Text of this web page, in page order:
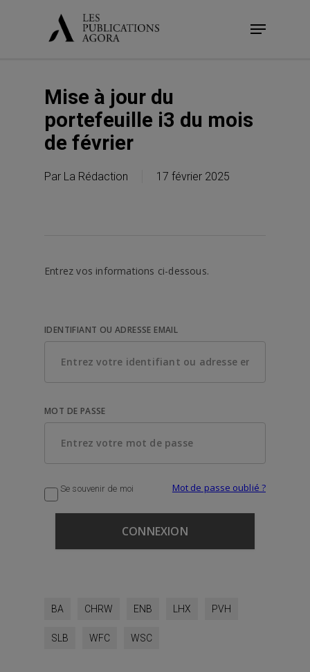
Menu
Mise à jour du
portefeuille i3 du mois
de février
Par La Rédaction 17 février 2025
Entrez vos informations ci-dessous.
IDENTIFIANT OU ADRESSE EMAIL
MOT DE PASSE
Se souvenir de moi Mot de passe oublié ?
BA CHRW ENB LHX PVH
SLB WFC WSC